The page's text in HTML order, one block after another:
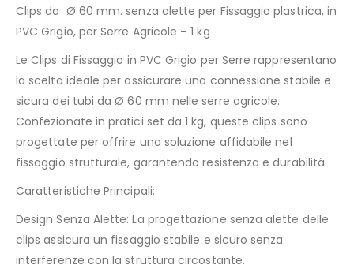
Clips da Ø 60 mm. senza alette per Fissaggio plastrica, in
PVC Grigio, per Serre Agricole – 1 kg
Le Clips di Fissaggio in PVC Grigio per Serre rappresentano
la scelta ideale per assicurare una connessione stabile e
sicura dei tubi da Ø 60 mm nelle serre agricole.
Confezionate in pratici set da 1 kg, queste clips sono
progettate per offrire una soluzione affidabile nel
fissaggio strutturale, garantendo resistenza e durabilità.
Caratteristiche Principali:
Design Senza Alette: La progettazione senza alette delle
clips assicura un fissaggio stabile e sicuro senza
interferenze con la struttura circostante.